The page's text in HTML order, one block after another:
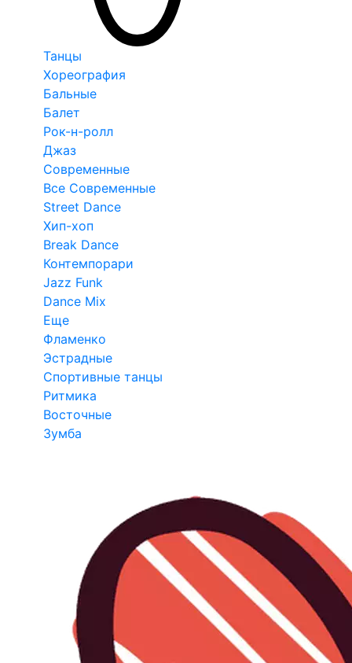
Танцы
Хореография
Бальные
Балет
Рок-н-ролл
Джаз
Современные
Все Современные
Street Dance
Хип-хоп
Break Dance
Контемпорари
Jazz Funk
Dance Mix
Еще
Фламенко
Эстрадные
Спортивные танцы
Ритмика
Восточные
Зумба